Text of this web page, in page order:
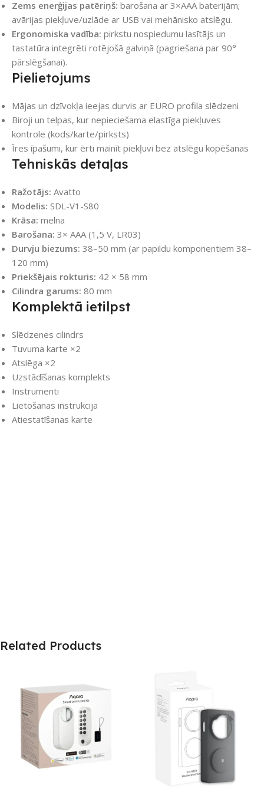
Zems enerģijas patēriņš: barošana ar 3×AAA baterijām;
avārijas piekļuve/uzlāde ar USB vai mehānisko atslēgu.
Ergonomiska vadība: pirkstu nospiedumu lasītājs un
tastatūra integrēti rotējošā galviņā (pagriešana par 90°
pārslēgšanai).
Pielietojums
Mājas un dzīvokļa ieejas durvis ar EURO profila slēdzeni
Biroji un telpas, kur nepieciešama elastīga piekļuves
kontrole (kods/karte/pirksts)
Īres īpašumi, kur ērti mainīt piekļuvi bez atslēgu kopēšanas
Tehniskās detaļas
Ražotājs: Avatto
Modelis: SDL-V1-S80
Krāsa: melna
Barošana: 3× AAA (1,5 V, LR03)
Durvju biezums: 38–50 mm (ar papildu komponentiem 38–
120 mm)
Priekšējais rokturis: 42 × 58 mm
Cilindra garums: 80 mm
Komplektā ietilpst
Slēdzenes cilindrs
Tuvuma karte ×2
Atslēga ×2
Uzstādīšanas komplekts
Instrumenti
Lietošanas instrukcija
Atiestatīšanas karte
Related Products